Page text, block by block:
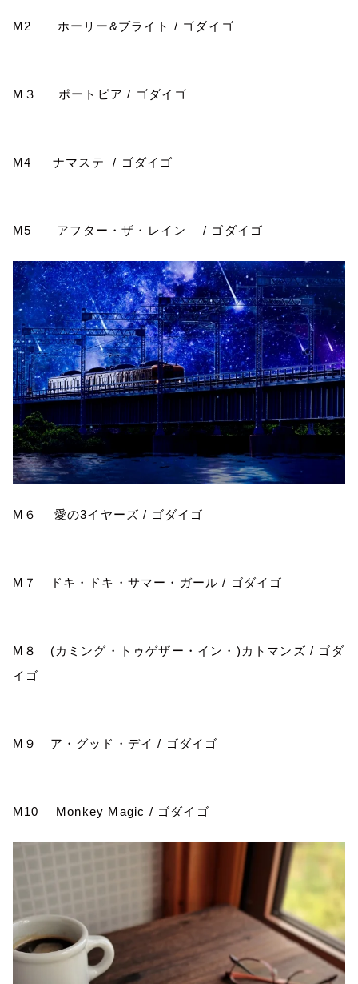
M2 ホーリー&ブライト / ゴダイゴ
M ３ ポートピア / ゴダイゴ
M4 ナマステ / ゴダイゴ
M5 アフター・ザ・レイン / ゴダイゴ
M ６ 愛の3イヤーズ / ゴダイゴ
M ７ ドキ・ドキ・サマー・ガール / ゴダイゴ
M ８ (カミング・トゥゲザー・イン・ ) カトマンズ / ゴダ
イゴ
M ９ ア・グッド・デイ / ゴダイゴ
M10 Monkey Magic / ゴダイゴ